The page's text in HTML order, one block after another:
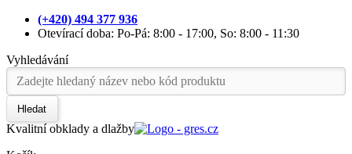
(+420) 494 377 936
Otevírací doba: Po-Pá: 8:00 - 17:00, So: 8:00 - 11:30
Vyhledávání
Hledat
Kvalitní obklady a dlažby